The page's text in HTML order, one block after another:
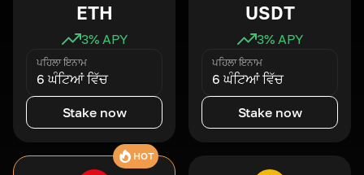
ETH
3% APY
ਪਹਿਲਾ ਇਨਾਮ
6 ਘੰਟਿਆਂ ਵਿੱਚ
Stake now
USDT
3% APY
ਪਹਿਲਾ ਇਨਾਮ
6 ਘੰਟਿਆਂ ਵਿੱਚ
Stake now
HOT